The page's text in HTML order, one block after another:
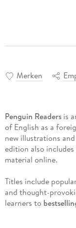
Merken
Penguin Readersis
of English as a
new illustrations and
edition also
material online.
Titles include
and thought-
learners to